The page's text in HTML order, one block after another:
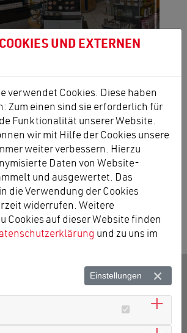
& LIEFERSERVICE
TIPPS UND
VIELES MEHR
UND EXTERNEN
verwendet Cookies. Diese haben
Zum einen sind sie erforderlich für
Funktionalität unserer Website.
wir mit Hilfe der Cookies unsere
weiter verbessern. Hierzu
Daten von Website-
und ausgewertet. Das
die Verwendung der Cookies
widerrufen. Weitere
Cookies auf dieser Website finden
und zu uns im
Einstellungen